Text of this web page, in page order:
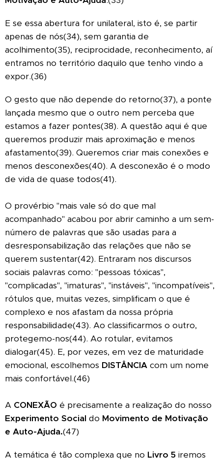
E se essa abertura for unilateral, isto é, se partir
apenas de nós(34), sem garantia de
acolhimento(35), reciprocidade, reconhecimento, aí
entramos no território daquilo que tenho vindo a
expor.(36)
O gesto que não depende do retorno(37), a ponte
lançada mesmo que o outro nem perceba que
estamos a fazer pontes(38). A questão aqui é que
queremos produzir mais aproximação e menos
afastamento(39). Queremos criar mais conexões e
menos desconexões(40). A desconexão é o modo
de vida de quase todos(41).
O provérbio "mais vale só do que mal
acompanhado" acabou por abrir caminho a um sem-
número de palavras que são usadas para a
desresponsabilização das relações que não se
querem sustentar(42). Entraram nos discursos
sociais palavras como: "pessoas tóxicas",
"complicadas", "imaturas", "instáveis", "incompatíveis",
rótulos que, muitas vezes, simplificam o que é
complexo e nos afastam da nossa própria
responsabilidade(43). Ao classificarmos o outro,
protegemo-nos(44). Ao rotular, evitamos
dialogar(45). E, por vezes, em vez de maturidade
emocional, escolhemos DISTÂNCIA com um nome
mais confortável.(46)
A CONEXÃO é precisamente a realização do nosso
Experimento Social do Movimento de Motivação
e Auto-Ajuda.(47)
A temática é tão complexa que no Livro 5 iremos